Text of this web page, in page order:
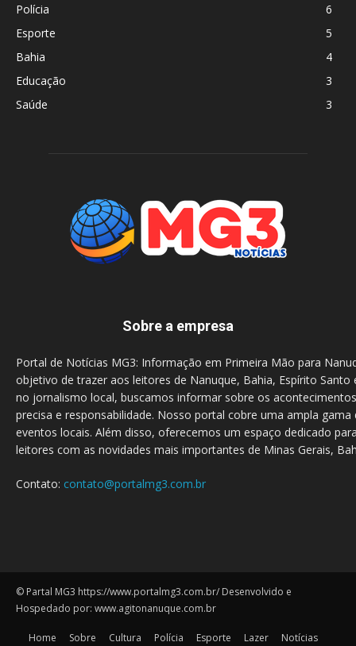
Polícia
6
Esporte
5
Bahia
4
Educação
3
Saúde
3
Sobre a empresa
Portal de Notícias MG3: Informação em Primeira Mão para
objetivo de trazer aos leitores de Nanuque, Bahia, Espírito
no jornalismo local, buscamos informar sobre os
precisa e responsabilidade. Nosso portal cobre uma ampla
eventos locais. Além disso, oferecemos um espaço dedicado
leitores com as novidades mais importantes de Minas Gerais,
Contato: contato@portalmg3.com.br
© Partal MG3 https://www.portalmg3.com.br/ Desenvolvido e
Hospedado por: www.agitonanuque.com.br
Home Sobre Cultura Polícia Esporte Lazer
Notícias